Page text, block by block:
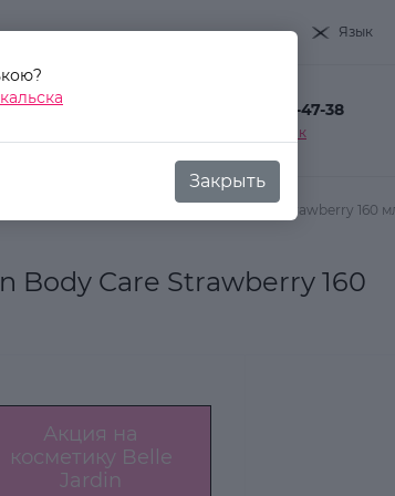
Язык
+38(093) 995-47-38
Заказать звонок
спрей для тела Belle Jardin Body Care Strawberry 160
Закрыть
Care Strawberry 160
Акция на
косметику Belle
Jardin